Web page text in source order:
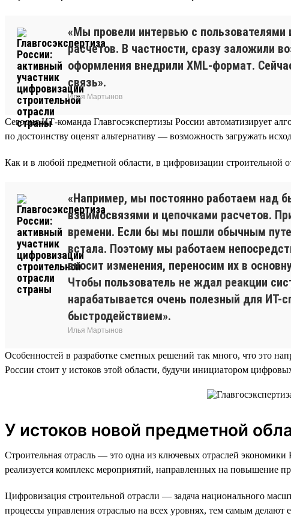
«Мы провели интервью с пользователями
расчетов. В частности, сразу заложили
оформления внедрили XML-формат.
связь».
Илья Мартынов
Сегодня ИТ-команда Главгосэкспертизы России автоматизирует
по достоинству оценят альтернативу — возможность загружать
Как и в любой предметной области, в цифровизации строительной
«Например, мы постоянно работаем над
взаимосвязями и цепочками расчетов.
времени. Если бы мы пошли обычным
встала. Поэтому мы работаем
вносит изменения, переносим их в
Чтобы пользователь не ждал реакции
нарабатывается очень полезный для ИТ-
быстродействием».
Илья Мартынов
Особенностей в разработке сметных решений так много, что это
России стоит у истоков этой области, будучи инициатором
У истоков новой предметной
Строительная отрасль — это одна из ключевых отраслей
реализуется комплекс мероприятий, направленных на повышение
Цифровизация строительной отрасли — задача национального
процессы управления отраслью на всех уровнях, тем самым